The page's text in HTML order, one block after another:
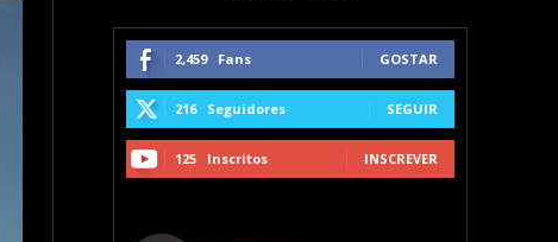
2,459 Fans GOSTAR
216 Seguidores SEGUIR
125 Inscritos INSCREVER